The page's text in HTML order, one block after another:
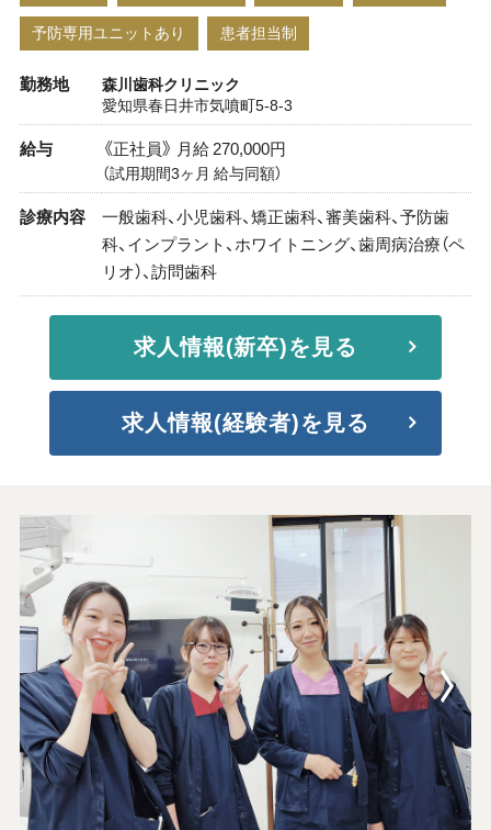
予防専用ユニットあり 患者担当制
勤務地 森川歯科クリニック
愛知県春日井市気噴町5-8-3
給与 《正社員》 月給 270,000円
（試用期間3ヶ月 給与同額）
診療内容
一般歯科、小児歯科、矯正歯科、審美歯科、予防歯
科、インプラント、ホワイトニング、歯周病治療（ペ
リオ）、訪問歯科
求人情報(新卒)を見る
求人情報(経験者)を見る